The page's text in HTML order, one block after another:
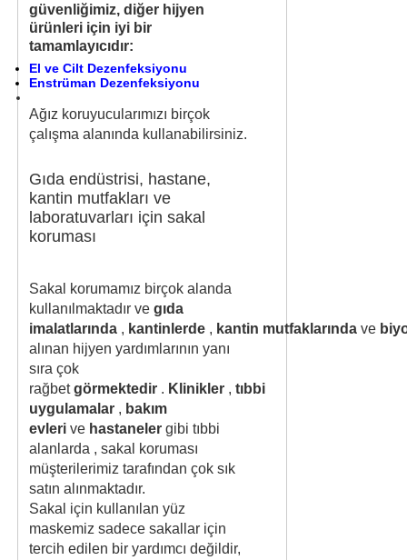
güvenliğimiz, diğer hijyen
ürünleri için iyi bir
tamamlayıcıdır:
El ve Cilt Dezenfeksiyonu
Enstrüman Dezenfeksiyonu
Ağız koruyucularımızı birçok
çalışma alanında kullanabilirsiniz.
Gıda endüstrisi, hastane,
kantin mutfakları ve
laboratuvarları için sakal
koruması
Sakal korumamız birçok alanda
kullanılmaktadır ve gıda
imalatlarında , kantinlerde , kantin mutfaklarında ve
alınan hijyen yardımlarının yanı
sıra çok
rağbetgörmektedir . Klinikler , tıbbi
uygulamalar , bakım
evleri ve hastaneler gibi tıbbi
alanlarda , sakal koruması
müşterilerimiz tarafından çok sık
satın alınmaktadır.
Sakal için kullanılan yüz
maskemiz sadece sakallar için
tercih edilen bir yardımcı değildir,